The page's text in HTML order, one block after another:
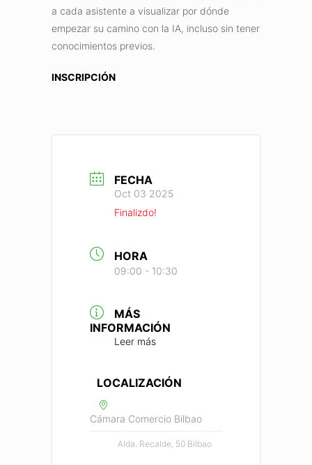
a cada asistente a visualizar por dónde
empezar su camino con la IA, incluso sin tener
conocimientos previos.
INSCRIPCIÓN
FECHA
Oct 03 2025
Finalizdo!
HORA
09:00 - 10:30
MÁS
INFORMACIÓN
Leer más
LOCALIZACIÓN
Cámara Comercio Bilbao
Alda. Recalde, 50 Bilbao